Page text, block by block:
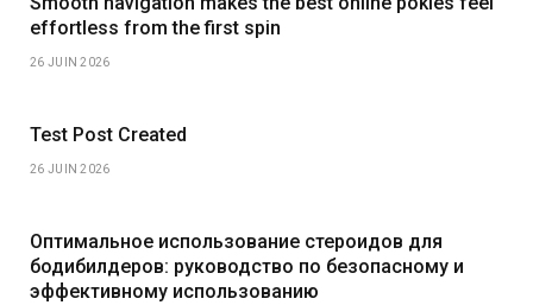
effortless from the first spin
26 JUIN 2026
Test Post Created
26 JUIN 2026
Оптимальное использование стероидов для
бодибилдеров: руководство по безопасному и
эффективному использованию